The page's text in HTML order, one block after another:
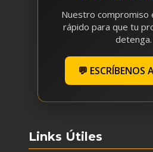
Nuestro compromiso
rápido para que tu
detenga.
💬 ESCRÍBENOS
Links Útiles